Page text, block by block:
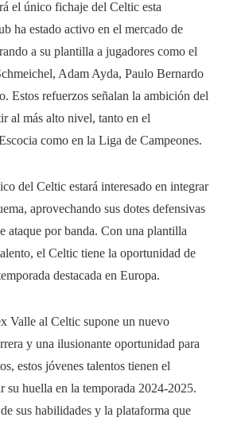
el único fichaje del Celtic esta
ha estado activo en el mercado de
a su plantilla a jugadores como el
Adam Ayda, Paulo Bernardo
Estos refuerzos señalan la ambición del
al más alto nivel, tanto en el
como en la Liga de Campeones.
del Celtic estará interesado en integrar
aprovechando sus dotes defensivas
ataque por banda. Con una plantilla
el Celtic tiene la oportunidad de
destacada en Europa.
Valle al Celtic supone un nuevo
y una ilusionante oportunidad para
estos jóvenes talentos tienen el
su huella en la temporada 2024-2025.
sus habilidades y la plataforma que